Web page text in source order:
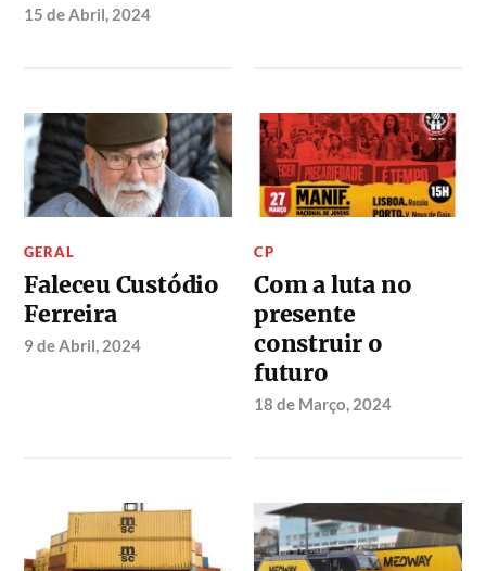
15 de Abril, 2024
GERAL
Faleceu Custódio
Ferreira
9 de Abril, 2024
CP
Com a luta no
presente
construir o
futuro
18 de Março, 2024